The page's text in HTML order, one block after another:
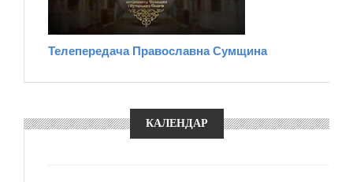
Телепередача Православна Сумщина
КАЛЕНДАР